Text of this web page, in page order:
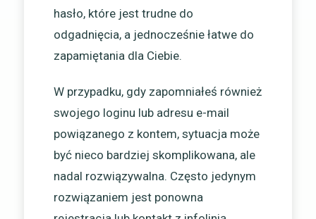
hasło, które jest trudne do
odgadnięcia, a jednocześnie łatwe do
zapamiętania dla Ciebie.
W przypadku, gdy zapomniałeś również
swojego loginu lub adresu e-mail
powiązanego z kontem, sytuacja może
być nieco bardziej skomplikowana, ale
nadal rozwiązywalna. Często jedynym
rozwiązaniem jest ponowna